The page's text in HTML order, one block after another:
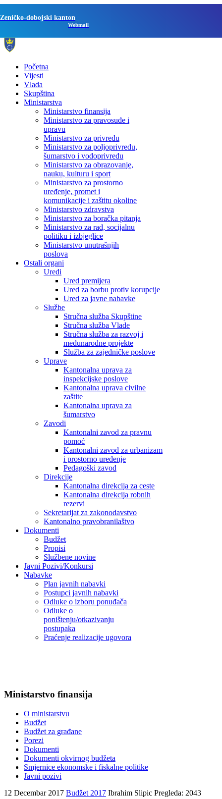
Zeničko-dobojski kanton
Webmail
Početna
Vijesti
Vlada
Skupština
Ministarstva
Ministarstvo finansija
Ministarstvo za pravosuđe i
upravu
Ministarstvo za privredu
Ministarstvo za poljoprivredu,
šumarstvo i vodoprivredu
Ministarstvo za obrazovanje,
nauku, kulturu i sport
Ministarstvo za prostorno
uređenje, promet i
komunikacije i zaštitu okoline
Ministarstvo zdravstva
Ministarstvo za boračka pitanja
Ministarstvo za rad, socijalnu
politiku i izbjeglice
Ministarstvo unutrašnjih
poslova
Ostali organi
Uredi
Ured premijera
Ured za borbu protiv korupcije
Ured za javne nabavke
Službe
Stručna služba Skupštine
Stručna služba Vlade
Stručna služba za razvoj i
međunarodne projekte
Služba za zajedničke poslove
Uprave
Kantonalna uprava za
inspekcijske poslove
Kantonalna uprava civilne
zaštite
Kantonalna uprava za
šumarstvo
Zavodi
Kantonalni zavod za pravnu
pomoć
Kantonalni zavod za urbanizam
i prostorno uređenje
Pedagoški zavod
Direkcije
Kantonalna direkcija za ceste
Kantonalna direkcija robnih
rezervi
Sekretarijat za zakonodavstvo
Kantonalno pravobranilaštvo
Dokumenti
Budžet
Propisi
Službene novine
Javni Pozivi/Konkursi
Nabavke
Plan javnih nabavki
Postupci javnih nabavki
Odluke o izboru ponuđača
Odluke o
poništenju/otkazivanju
postupaka
Praćenje realizacije ugovora
Ministarstvo finansija
O ministarstvu
Budžet
Budžet za građane
Porezi
Dokumenti
Dokumenti okvirnog budžeta
Smjernice ekonomske i fiskalne politike
Javni pozivi
12 Decembar 2017 Budžet 2017 Ibrahim Slipic Pregleda: 2043